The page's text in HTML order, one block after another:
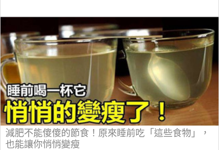
減肥不能傻傻的節食！原來睡前吃「這些食物」，
也能讓你悄悄變瘦